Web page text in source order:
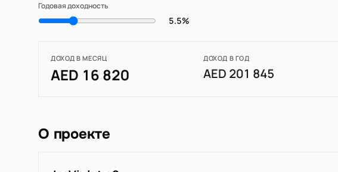
Годовая доходность
5.5%
ДОХОД В МЕСЯЦ
AED 16 820
ДОХОД В ГОД
AED 201 845
О проекте